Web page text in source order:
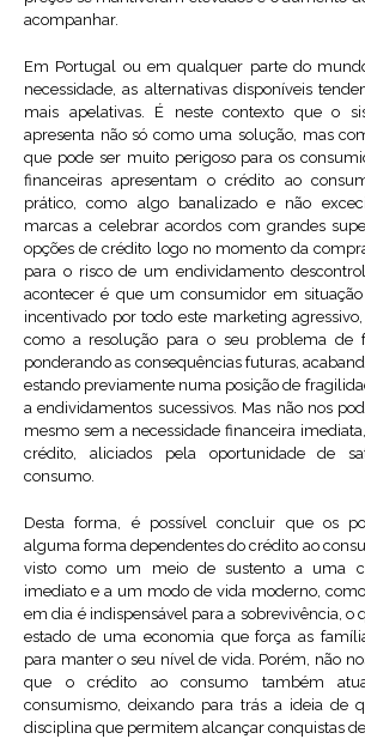
acompanhar.
Em Portugal ou em qualquer parte do
necessidade, as alternativas disponíveis
mais apelativas. É neste contexto que o
apresenta não só como uma solução, mas
que pode ser muito perigoso para os
financeiras apresentam o crédito ao
prático, como algo banalizado e não
marcas a celebrar acordos com grandes
opções de crédito logo no momento da
para o risco de um endividamento
acontecer é que um consumidor em situação
incentivado por todo este marketing
como a resolução para o seu problema de
ponderando as consequências futuras,
estando previamente numa posição de
a endividamentos sucessivos. Mas não nos
mesmo sem a necessidade financeira
crédito, aliciados pela oportunidade de
consumo.
Desta forma, é possível concluir que os
alguma forma dependentes do crédito ao
visto como um meio de sustento a uma
imediato e a um modo de vida moderno,
em dia é indispensável para a sobrevivência, o
estado de uma economia que força as
para manter o seu nível de vida. Porém, não
que o crédito ao consumo também
consumismo, deixando para trás a ideia de
disciplina que permitem alcançar conquistas